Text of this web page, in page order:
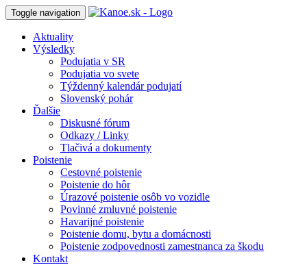
Toggle navigation
Aktuality
Výsledky
Podujatia v SR
Podujatia vo svete
Týždenný kalendár podujatí
Slovenský pohár
Ďalšie
Diskusné fórum
Odkazy / Linky
Tlačivá a dokumenty
Poistenie
Cestovné poistenie
Poistenie do hôr
Úrazové poistenie osôb vo vozidle
Povinné zmluvné poistenie
Havarijné poistenie
Poistenie domu, bytu a domácnosti
Poistenie zodpovednosti zamestnanca za škodu
Kontakt